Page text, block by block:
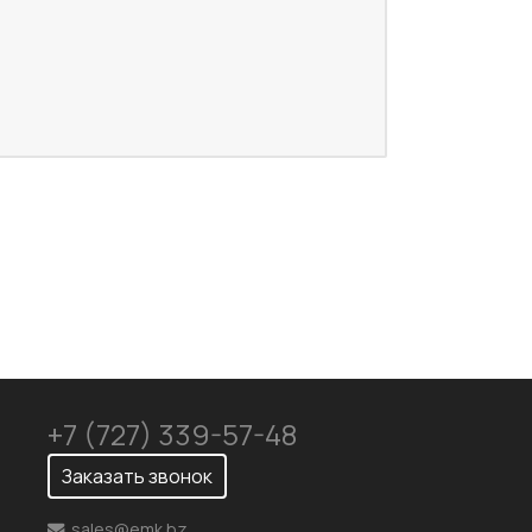
+7 (727) 339-57-48
Заказать звонок